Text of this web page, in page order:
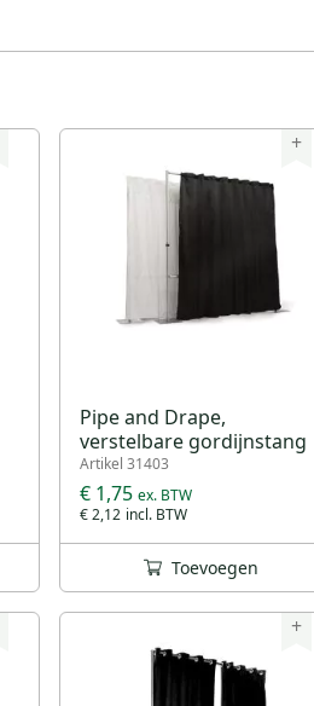
+
Pipe and Drape,
verstelbare gordijnstang
Artikel 31403
€ 2,12
€ 1,75
Toevoegen
+